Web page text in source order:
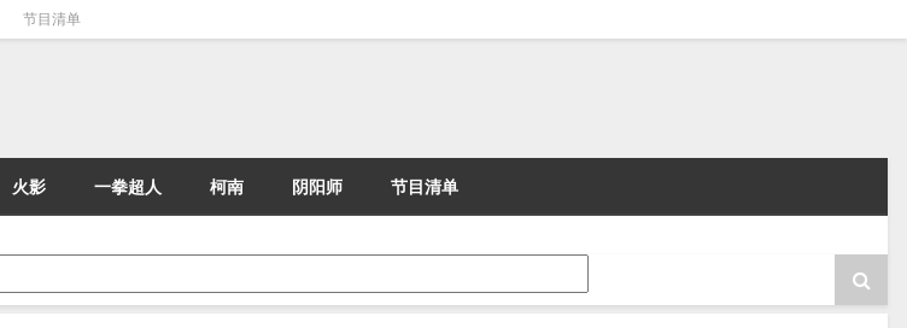
节目清单
火影 一拳超人 柯南 阴阳师 节目清单